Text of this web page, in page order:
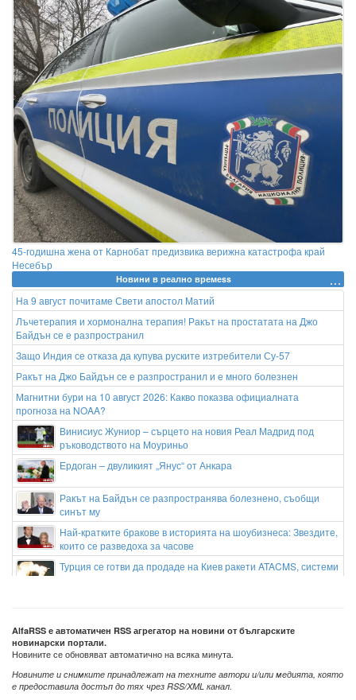
45-годишна жена от Карнобат предизвика верижна катастрофа край
Несебър
Новини в реално времеss
На 9 август почитаме Свети апостол Матий
Лъчетерапия и хормонална терапия! Ракът на простатата на Джо
Байдън се е разпространил
Защо Индия се отказа да купува руските изтребители Су-57
Ракът на Джо Байдън се е разпространил и е много болезнен
Магнитни бури на 10 август 2026: Какво показва официалната
прогноза на NOAA?
Винисиус Жуниор – сърцето на новия Реал Мадрид под
ръководството на Моуриньо
Ердоган – двуликият „Янус“ от Анкара
Ракът на Байдън се разпространява болезнено, съобщи
синът му
Най-кратките бракове в историята на шоубизнеса: Звездите,
които се разведоха за часове
Турция се готви да продаде на Киев ракети ATACMS, системи
AlfaRSS е автоматичен RSS агрегатор на новини от българските
новинарски портали.
Новините се обновяват автоматично на всяка минута.
Новините и снимките принадлежат на техните автори и/или медията, която
е предоставила достъп до тях чрез RSS/XML канал.